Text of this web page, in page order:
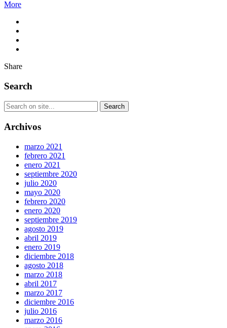
More
Share
Search
Archivos
marzo 2021
febrero 2021
enero 2021
septiembre 2020
julio 2020
mayo 2020
febrero 2020
enero 2020
septiembre 2019
agosto 2019
abril 2019
enero 2019
diciembre 2018
agosto 2018
marzo 2018
abril 2017
marzo 2017
diciembre 2016
julio 2016
marzo 2016